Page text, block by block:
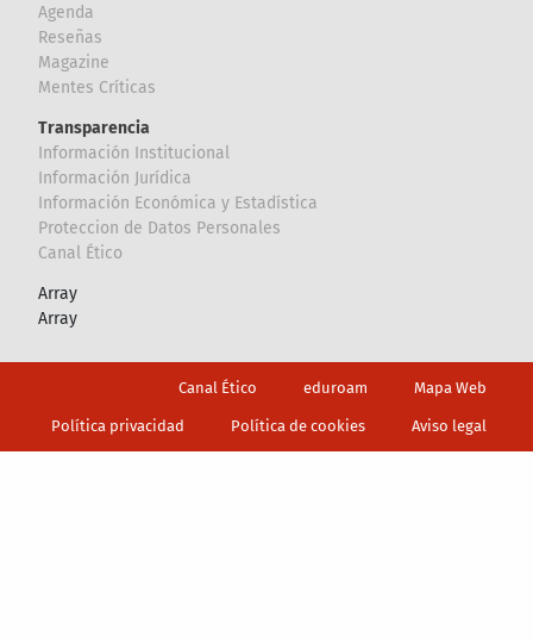
Agenda
Reseñas
Magazine
Mentes Críticas
Transparencia
Información Institucional
Información Jurídica
Información Económica y Estadística
Proteccion de Datos Personales
Canal Ético
Array
Array
Canal Ético eduroam Mapa Web
Política privacidad Política de cookies Aviso legal